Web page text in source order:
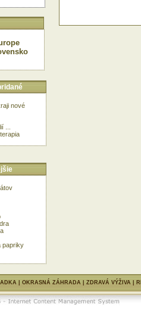
nové
...
papriky
OKRASNÁ ZÁHRADA ZDRAVÁ VÝŽIVA